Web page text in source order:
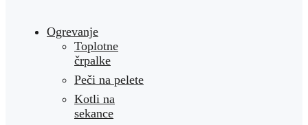
Ogrevanje
Toplotne
črpalke
Peči na pelete
Kotli na
sekance